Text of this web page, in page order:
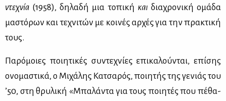
ντε­χνία (1958), δη­λα­δή μια το­πι­κή καιδια­χρο­νι­κή ομά­δα
μα­στό­ρων και τε­χνι­τών με κοι­νές αρ­χές για την πρα­κτι­κή
τους.
Πα­ρό­μοιες ποι­η­τι­κές συ­ντε­χνί­ες επι­κα­λού­νται, επί­σης
ονο­μα­στι­κά, ο Μι­χά­λης Κα­τσα­ρός, ποι­η­τής της γε­νιάς του
’50, στη θρυ­λι­κή «Μπα­λά­ντα για τους ποι­η­τές που πέ­θα­